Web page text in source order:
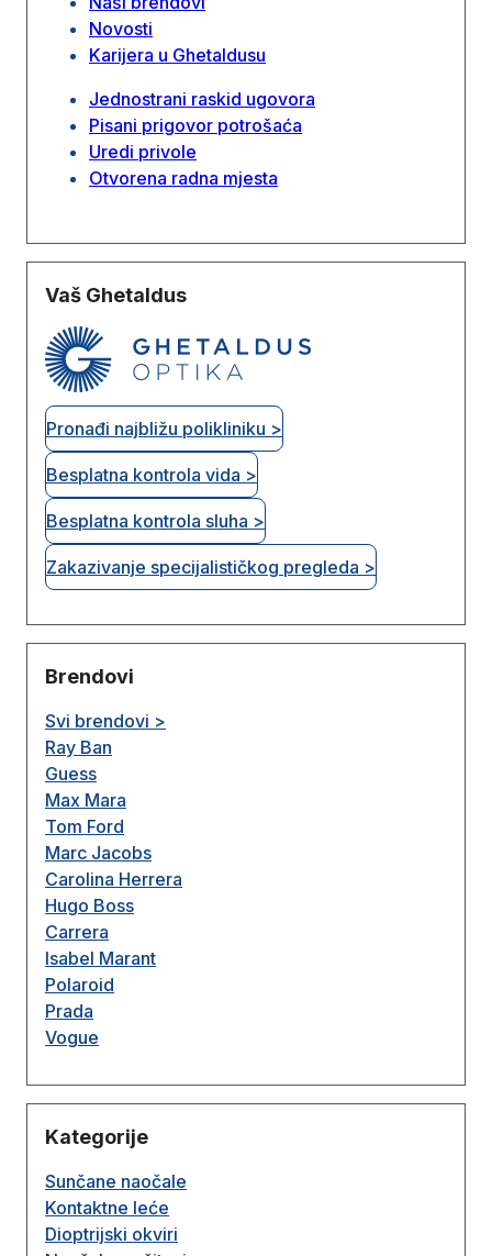
Novosti
Karijera u Ghetaldusu
Jednostrani raskid ugovora
Pisani prigovor potrošaća
Uredi privole
Otvorena radna mjesta
Vaš Ghetaldus
Pronađi najbližu polikliniku >
Besplatna kontrola vida >
Besplatna kontrola sluha >
Zakazivanje specijalističkog pregleda >
Brendovi
Svi brendovi >
Ray Ban
Guess
Max Mara
Tom Ford
Marc Jacobs
Carolina Herrera
Hugo Boss
Carrera
Isabel Marant
Polaroid
Prada
Vogue
Kategorije
Sunčane naočale
Kontaktne leće
Dioptrijski okviri